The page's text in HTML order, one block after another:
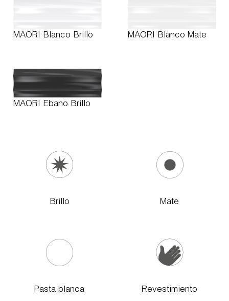
MAORI Blanco Brillo MAORI Blanco Mate
MAORI Ebano Brillo
Brillo Mate
Pasta blanca Revestimiento